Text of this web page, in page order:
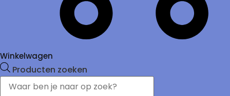
Winkelwagen
Producten zoeken